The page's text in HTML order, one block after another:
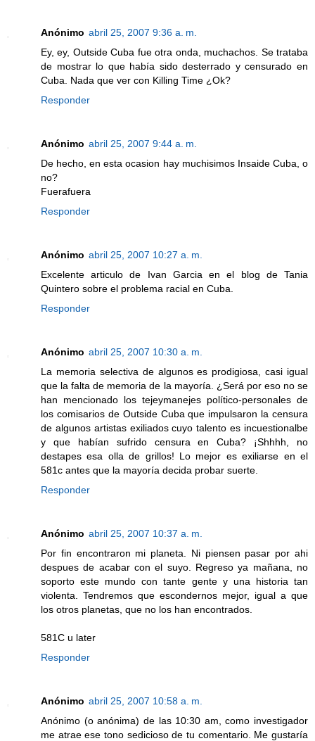
Anónimo abril 25, 2007 9:36 a. m.
Ey, ey, Outside Cuba fue otra onda, muchachos. Se trataba
de mostrar lo que había sido desterrado y censurado en
Cuba. Nada que ver con Killing Time ¿Ok?
Responder
Anónimo abril 25, 2007 9:44 a. m.
De hecho, en esta ocasion hay muchisimos Insaide Cuba, o
no?
Fuerafuera
Responder
Anónimo abril 25, 2007 10:27 a. m.
Excelente articulo de Ivan Garcia en el blog de Tania
Quintero sobre el problema racial en Cuba.
Responder
Anónimo abril 25, 2007 10:30 a. m.
La memoria selectiva de algunos es prodigiosa, casi igual
que la falta de memoria de la mayoría. ¿Será por eso no se
han mencionado los tejeymanejes político-personales de
los comisarios de Outside Cuba que impulsaron la censura
de algunos artistas exiliados cuyo talento es incuestionalbe
y que habían sufrido censura en Cuba? ¡Shhhh, no
destapes esa olla de grillos! Lo mejor es exiliarse en el
581c antes que la mayoría decida probar suerte.
Responder
Anónimo abril 25, 2007 10:37 a. m.
Por fin encontraron mi planeta. Ni piensen pasar por ahi
despues de acabar con el suyo. Regreso ya mañana, no
soporto este mundo con tante gente y una historia tan
violenta. Tendremos que escondernos mejor, igual a que
los otros planetas, que no los han encontrados.
581C u later
Responder
Anónimo abril 25, 2007 10:58 a. m.
Anónimo (o anónima) de las 10:30 am, como investigador
me atrae ese tono sedicioso de tu comentario. Me gustaría